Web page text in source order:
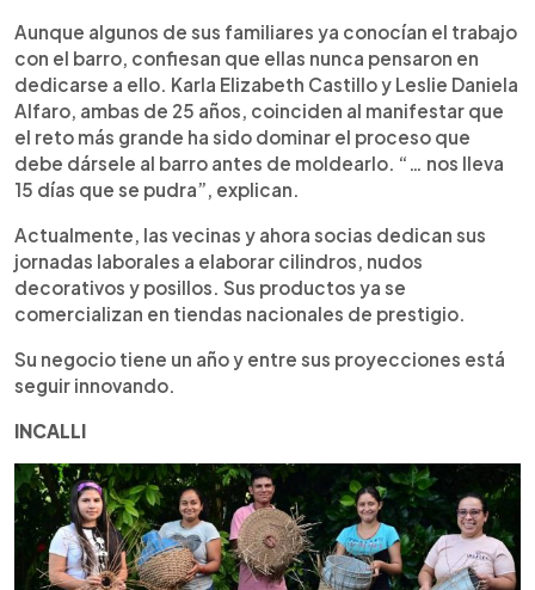
Aunque algunos de sus familiares ya conocían el trabajo
con el barro, confiesan que ellas nunca pensaron en
dedicarse a ello. Karla Elizabeth Castillo y Leslie Daniela
Alfaro, ambas de 25 años, coinciden al manifestar que
el reto más grande ha sido dominar el proceso que
debe dársele al barro antes de moldearlo. “… nos lleva
15 días que se pudra”, explican.
Actualmente, las vecinas y ahora socias dedican sus
jornadas laborales a elaborar cilindros, nudos
decorativos y posillos. Sus productos ya se
comercializan en tiendas nacionales de prestigio.
Su negocio tiene un año y entre sus proyecciones está
seguir innovando.
INCALLI